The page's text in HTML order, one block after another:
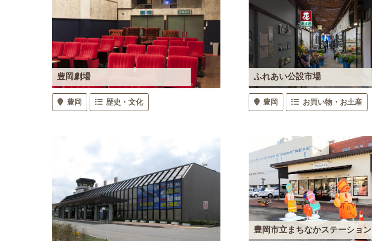
豊岡劇場
豊岡 歴史・文化
ふれあい公設市場
豊岡 お買い物・お土産
豊岡市立まちなかステーション